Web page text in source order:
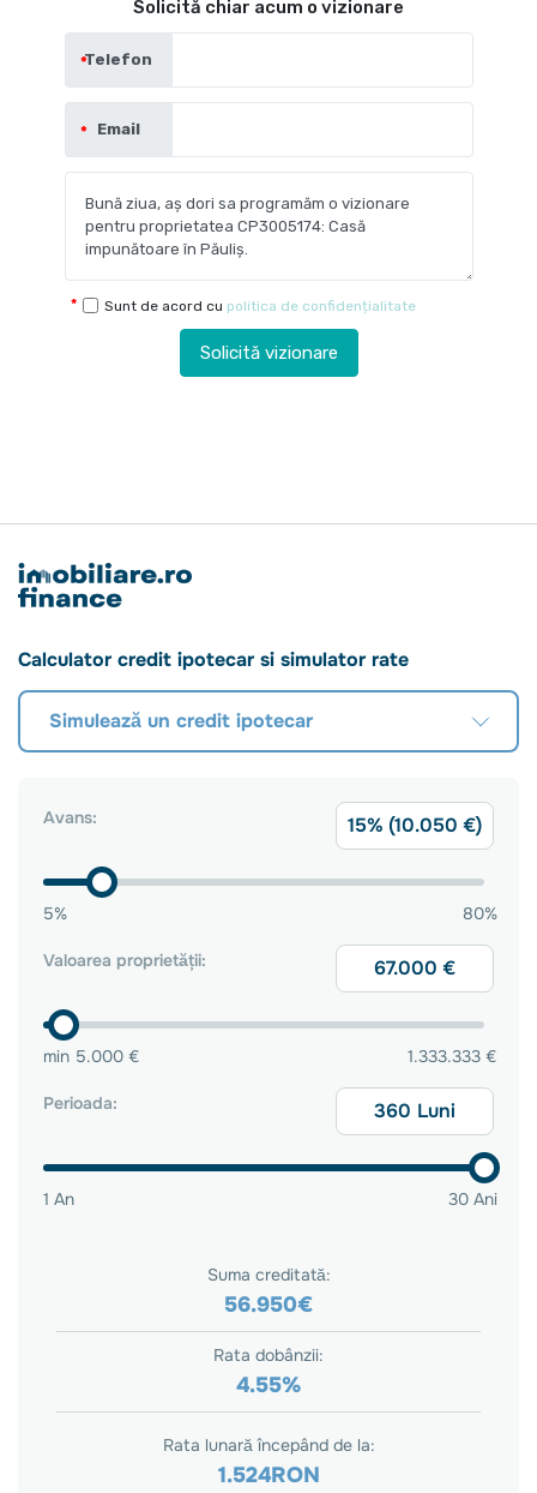
Solicită chiar acum o vizionare
Telefon
Email
Sunt de acord cu politica de confidențialitate
Solicită vizionare